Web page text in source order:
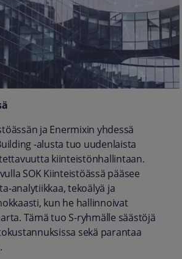
ja Enermixin yhdessä
-alusta tuo uudenlaista
kiinteistönhallintaan.
SOK Kiinteistöässä pääsee
analytiikkaa, tekoälyä ja
kun he hallinnoivat
Tämä tuo S-ryhmälle säästöjä
sekä parantaa